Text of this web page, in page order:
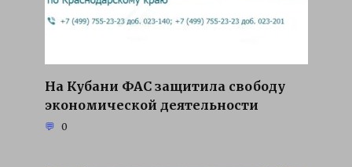
На Кубани ФАС защитила свободу
экономической деятельности
0